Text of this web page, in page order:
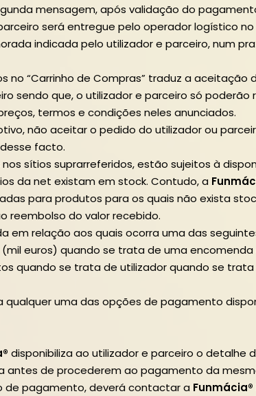
mensagem, após validação do
será entregue pelo operador logístico no
indicada pelo utilizador e parceiro, num
no “Carrinho de Compras” traduz a
sendo que, o utilizador e parceiro só
termos e condições neles anunciados.
não aceitar o pedido do utilizador ou
facto.
sítios suprarreferidos, estão sujeitos à
da net existam em stock. Contudo, a
para produtos para os quais não exista
reembolso do valor recebido.
em relação aos quais ocorra uma das
euros) quando se trata de uma
quando se trata de utilizador quando se
uma das opções de pagamento
disponibiliza ao utilizador e parceiro o
de procederem ao pagamento da
de pagamento, deverá contactar a Funmácia®